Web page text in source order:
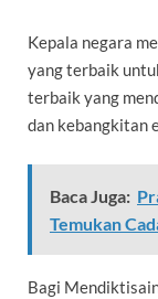
Kepala negara
yang terbaik
terbaik yang
dan kebangkitan
Baca Juga:
Temukan
Bagi